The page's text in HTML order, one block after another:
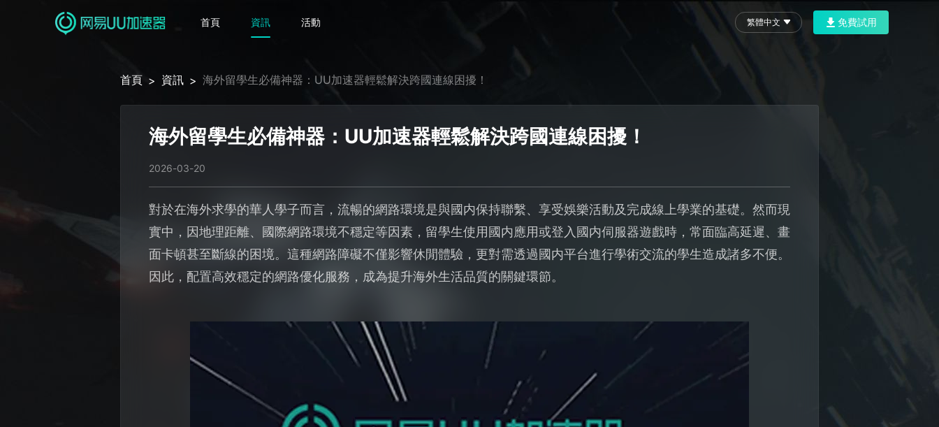
首頁 資訊 活動 繁體中文 免費試用
首頁 > 資訊 > 海外留學生必備神器：UU加速器輕鬆解決跨國連線困擾！
海外留學生必備神器：UU加速器輕鬆解決跨國連線困擾！
2026-03-20
對於在海外求學的華人學子而言，流暢的網路環境是與國内保持聯繫、享受娛樂活動及完成線上學業的基礎。然而現
實中，因地理距離、國際網路環境不穩定等因素，留學生使用國内應用或登入國内伺服器遊戲時，常面臨高延遲、畫
面卡頓甚至斷線的困境。這種網路障礙不僅影響休閒體驗，更對需透過國内平台進行學術交流的學生造成諸多不便。
因此，配置高效穩定的網路優化服務，成為提升海外生活品質的關鍵環節。